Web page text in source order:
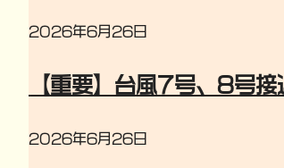
2026年6月26日
【重要】台風7号、8号
2026年6月26日